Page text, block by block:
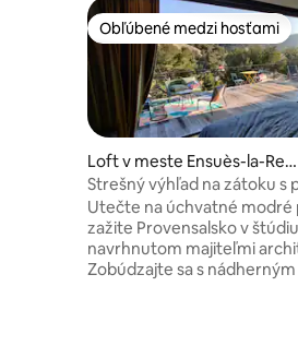
Obľúbené medzi hosťami
Obľúbené medzi hosťami
Loft v meste Ensuès-la-Red
onne
Strešný výhľad na zátoku s
pláž
Utečte na úchvatné modré
zažite Provensalsko v
navrhnutom majiteľmi
Zobúdzajte sa s nádherným